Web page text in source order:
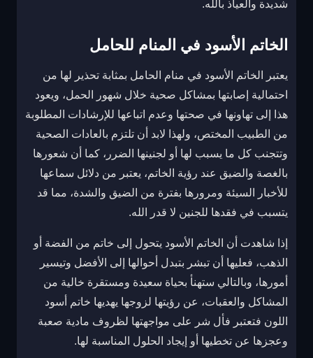
شديدة والعياذ بالله.
الخاتم الأسود في المنام للحامل
يعتبر الخاتم الأسود في منام الحامل بمثابة تحذير لها من
احتمالية إصابتها بمشاكل صحية خلال شهور الحمل، ويعود
هذا إلى تهاونها في صحتها وعدم اتباعها للإرشادات المطلوبة
من الطبيب المختص، ولهذا لابد أن تلتزم بالعادات الصحية
وتتجنب كل ما يسبب لها أو لجنينها الضرر، كما أن شعورها
بالغصة والضيق عند رؤية الخاتم، يعتبر من دلائل سماعها
للأخبار السيئة ومرورها بفترة من الضيق والشدة، مما قد
يتسبب في فقدها للجنين لا قدر الله.
إذا شاهدت أن الخاتم الأسود يتحول إلى خاتم من الفضة أو
الذهب، فعليها أن تبشر بتبدل أحوالها إلى الأفضل وتيسير
أمورها، وبالتالي ستهنأ بحياة سعيدة ومستقرة خالية من
المشاكل والعقبات، عن رؤيتها لزوجها يهديها خاتم أسود
اللون فتعتبر فأل شر على مواجهتها لظروف مادية صعبة
وعجزها عن تخطيها أو إيجاد الحلول المناسبة لها.